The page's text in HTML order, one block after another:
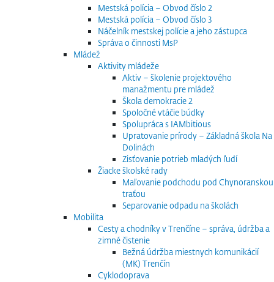
Mestská polícia – Obvod číslo 2
Mestská polícia – Obvod číslo 3
Náčelník mestskej polície a jeho zástupca
Správa o činnosti MsP
Mládež
Aktivity mládeže
Aktiv – školenie projektového
manažmentu pre mládež
Škola demokracie 2
Spoločné vtáčie búdky
Spolupráca s IAMbitious
Upratovanie prírody – Základná škola Na
Dolinách
Zisťovanie potrieb mladých ľudí
Žiacke školské rady
Maľovanie podchodu pod Chynoranskou
traťou
Separovanie odpadu na školách
Mobilita
Cesty a chodníky v Trenčíne – správa, údržba a
zimné čistenie
Bežná údržba miestnych komunikácií
(MK) Trenčín
Cyklodoprava